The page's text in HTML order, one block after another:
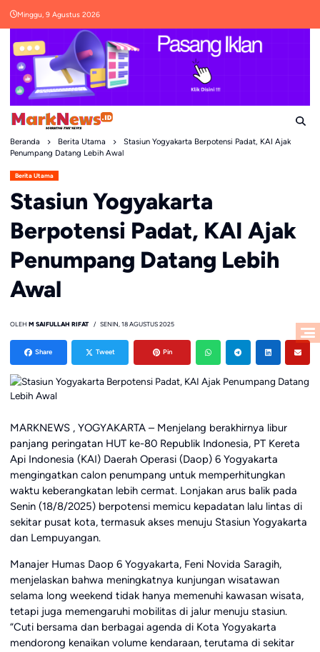
Minggu, 9 Agustus 2026
Beranda Berita Utama
Stasiun Yogyakarta Berpotensi Padat, KAI Ajak
Penumpang Datang Lebih Awal
Berita Utama
Stasiun Yogyakarta
Berpotensi Padat, KAI Ajak
Penumpang Datang Lebih
Awal
OLEH M SAIFULLAH RIFAT SENIN, 18 AGUSTUS 2025
Share Tweet Pin
MARKNEWS , YOGYAKARTA – Menjelang berakhirnya libur
panjang peringatan HUT ke-80 Republik Indonesia, PT Kereta
Api Indonesia (KAI) Daerah Operasi (Daop) 6 Yogyakarta
mengingatkan calon penumpang untuk memperhitungkan
waktu keberangkatan lebih cermat. Lonjakan arus balik pada
Senin (18/8/2025) berpotensi memicu kepadatan lalu lintas di
sekitar pusat kota, termasuk akses menuju Stasiun Yogyakarta
dan Lempuyangan.
Manajer Humas Daop 6 Yogyakarta, Feni Novida Saragih,
menjelaskan bahwa meningkatnya kunjungan wisatawan
selama long weekend tidak hanya memenuhi kawasan wisata,
tetapi juga memengaruhi mobilitas di jalur menuju stasiun.
“Cuti bersama dan berbagai agenda di Kota Yogyakarta
mendorong kenaikan volume kendaraan, terutama di sekitar